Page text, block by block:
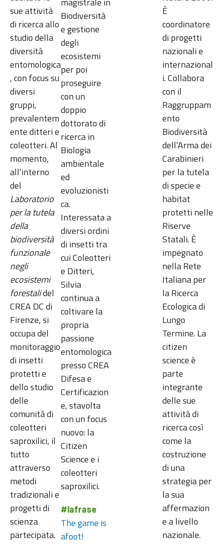
sue attività
di ricerca allo
studio della
diversità
entomologica
, con focus su
diversi
gruppi,
prevalentem
ente ditteri e
coleotteri. Al
momento,
all’interno
del
Laboratorio
per la tutela
della
biodiversità
funzionale
negli
ecosistemi
forestalidel
CREA DC di
Firenze, si
occupa del
monitoraggio
di insetti
protetti e
dello studio
delle
comunità di
coleotteri
saproxilici, il
tutto
attraverso
metodi
tradizionali e
progetti di
scienza
partecipata.
Biodiversità
e gestione
degli
ecosistemi
per poi
proseguire
con un
doppio
dottorato di
ricerca in
Biologia
ambientale
ed
evoluzionisti
ca.
Interessata a
diversi ordini
di insetti tra
cui Coleotteri
e Ditteri,
Silvia
continua a
coltivare la
propria
passione
entomologica
presso CREA
Difesa e
Certificazion
e, stavolta
con un focus
nuovo: la
Citizen
Science e i
coleotteri
saproxilici.
#lafrase
The game is
afoot!
È
coordinatore
di progetti
nazionali e
internazional
i. Collabora
con il
Raggruppam
ento
Biodiversità
dell’Arma dei
Carabinieri
per la tutela
di specie e
habitat
protetti nelle
Riserve
Statali. È
impegnato
nella Rete
Italiana per
la Ricerca
Ecologica di
Lungo
Termine. La
citizen
science è
parte
integrante
delle sue
attività di
ricerca così
come la
costruzione
di una
strategia per
la sua
affermazion
e a livello
nazionale.